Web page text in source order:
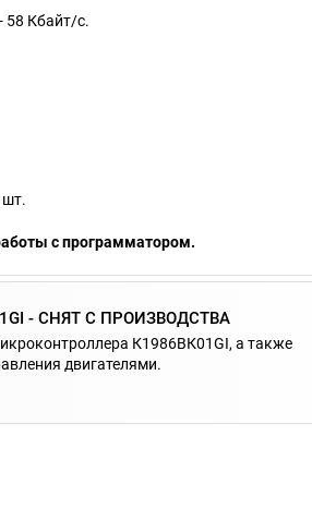
58 Кбайт/с.
шт.
с программатором.
- СНЯТ С ПРОИЗВОДСТВА
К1986ВК01GI, а также
двигателями.